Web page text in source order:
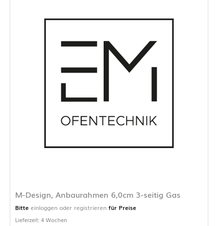
M-Design, Anbaurahmen 6,0cm 3-seitig Gas
Bitte einloggen oder registrieren für Preise
Lieferzeit: 4 Wochen